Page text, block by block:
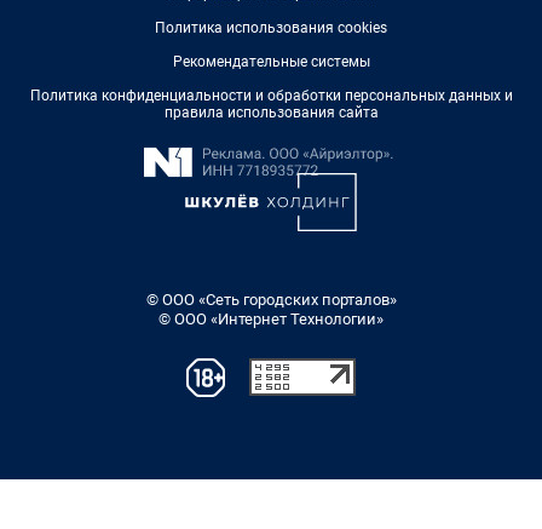
Политика использования cookies
Рекомендательные системы
Политика конфиденциальности и обработки персональных данных и
правила использования сайта
© ООО «Сеть городских порталов»
© ООО «Интернет Технологии»